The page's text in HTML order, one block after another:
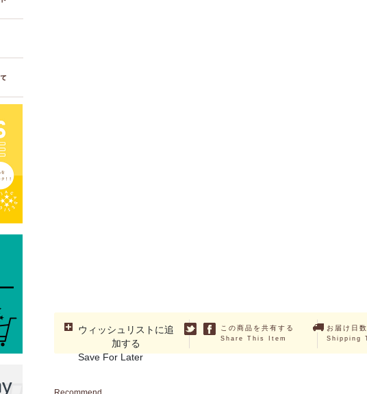
ウィッシュリストに追
加する
Save For Later
この商品を共有する
Share This Item
お届け日
Shipping